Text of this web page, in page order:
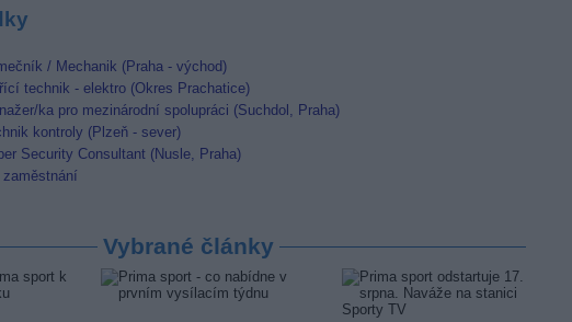
/ Mechanik (Praha - východ)
technik - elektro (Okres Prachatice)
ka pro mezinárodní spolupráci (Suchdol, Praha)
kontroly (Plzeň - sever)
Security Consultant (Nusle, Praha)
zaměstnání
Vybrané články